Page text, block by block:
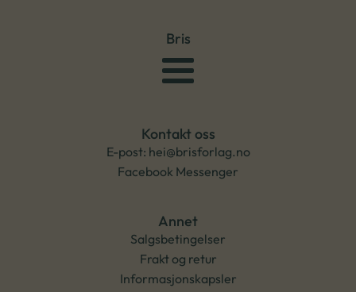
Bris
Kontakt oss
E-post: hei@brisforlag.no
Facebook Messenger
Annet
Salgsbetingelser
Frakt og retur
Informasjonskapsler